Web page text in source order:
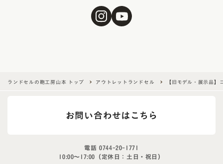
ランドセルの鞄工房山本 トップ アウトレットランドセル 【旧モデル・展示品
お問い合わせはこちら
電話0744-20-1771
10:00〜17:00（定休日：土日・祝日）